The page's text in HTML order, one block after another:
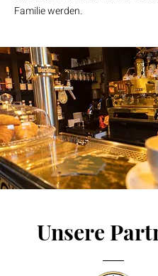
Familie werden.
Unsere